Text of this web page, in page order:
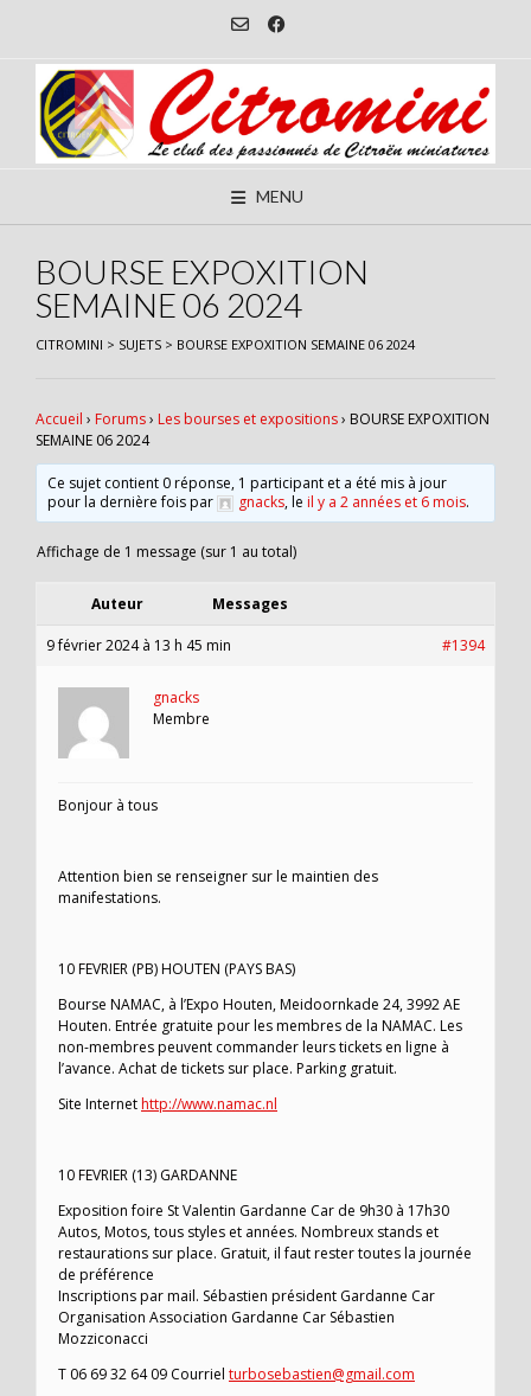
content
MENU
BOURSE EXPOXITION
SEMAINE 06 2024
CITROMINI > SUJETS > BOURSE EXPOXITION SEMAINE 06 2024
Accueil › Forums› Les bourses et expositions› BOURSE EXPOXITION
SEMAINE 06 2024
Ce sujet contient 0 réponse, 1 participant et a été mis à jour
pour la dernière fois par
gnacks, leil y a 2 années et 6 mois.
Affichage de 1 message (sur 1 au total)
Auteur Messages
9 février 2024 à 13 h 45 min #1394
gnacks
Membre
Bonjour à tous
Attention bien se renseigner sur le maintien des
manifestations.
10 FEVRIER (PB) HOUTEN (PAYS BAS)
Bourse NAMAC, à l’Expo Houten, Meidoornkade 24, 3992 AE
Houten. Entrée gratuite pour les membres de la NAMAC. Les
non-membres peuvent commander leurs tickets en ligne à
l’avance. Achat de tickets sur place. Parking gratuit.
Site Internethttp://www.namac.nl
10 FEVRIER (13) GARDANNE
Exposition foire St Valentin Gardanne Car de 9h30 à 17h30
Autos, Motos, tous styles et années. Nombreux stands et
restaurations sur place. Gratuit, il faut rester toutes la journée
de préférence
Inscriptions par mail. Sébastien président Gardanne Car
Organisation Association Gardanne Car Sébastien
Mozziconacci
T 06 69 32 64 09 Courriel turbosebastien@gmail.com